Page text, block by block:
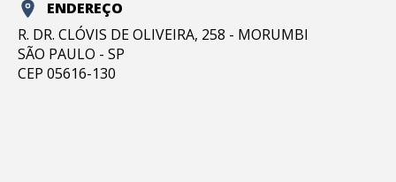
ENDEREÇO
R. DR. CLÓVIS DE OLIVEIRA, 258 - MORUMBI
SÃO PAULO - SP
CEP 05616-130